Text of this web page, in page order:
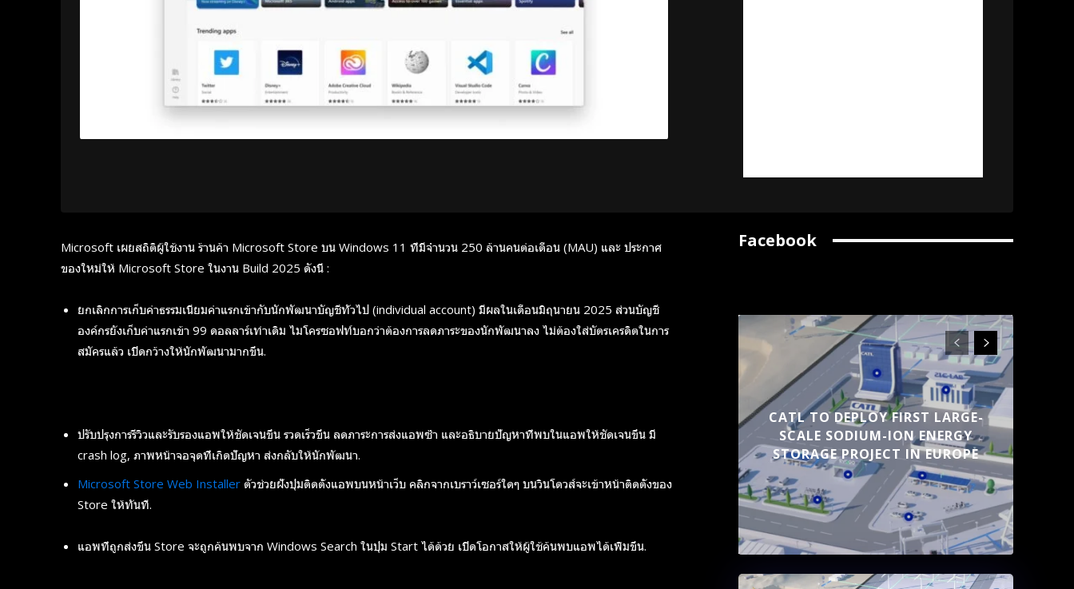
Microsoft เผยสถิติผู้ใช้งาน ร้านค้า Microsoft Store บน Windows 11 ที่มีจำนวน 250 ล้านคนต่อเดือน (MAU) และ ประกาศ
ของใหม่ให้ Microsoft Store ในงาน Build 2025 ดังนี้ :
ยกเลิกการเก็บค่าธรรมเนียมค่าแรกเข้ากับนักพัฒนาบัญชีทั่วไป (individual account) มีผลในเดือนมิถุนายน 2025 ส่วนบัญชี
องค์กรยังเก็บค่าแรกเข้า 99 ดอลลาร์เท่าเดิม ไมโครซอฟท์บอกว่าต้องการลดภาระของนักพัฒนาลง ไม่ต้องใส่บัตรเครดิตในการ
สมัครแล้ว เปิดกว้างให้นักพัฒนามากขึ้น.
ปรับปรุงการรีวิวและรับรองแอพให้ชัดเจนขึ้น รวดเร็วขึ้น ลดภาระการส่งแอพซ้ำ และอธิบายปัญหาที่พบในแอพให้ชัดเจนขึ้น มี
crash log, ภาพหน้าจอจุดที่เกิดปัญหา ส่งกลับให้นักพัฒนา.
Microsoft Store Web Installer ตัวช่วยฝังปุ่มติดตั้งแอพบนหน้าเว็บ คลิกจากเบราว์เซอร์ใดๆ บนวินโดวส์จะเข้าหน้าติดตั้งของ
Store ให้ทันที.
แอพที่ถูกส่งขึ้น Store จะถูกค้นพบจาก Windows Search ในปุ่ม Start ได้ด้วย เปิดโอกาสให้ผู้ใช้ค้นพบแอพได้เพิ่มขึ้น.
Facebook
CATL TO DEPLOY FIRST LARGE-
SCALE SODIUM-ION ENERGY
STORAGE PROJECT IN EUROPE